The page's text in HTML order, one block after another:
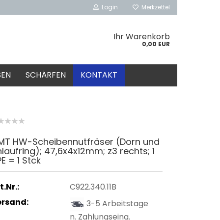
Login Merkzettel
Ihr Warenkorb
0,00 EUR
SCHÄRFEN KONTAKT
HW-Scheibennutfräser (Dorn und
47,6x4x12mm; z3 rechts; 1
= 1 Stck
C922.340.11B
3-5 Arbeitstage
n. Zahlungseing.